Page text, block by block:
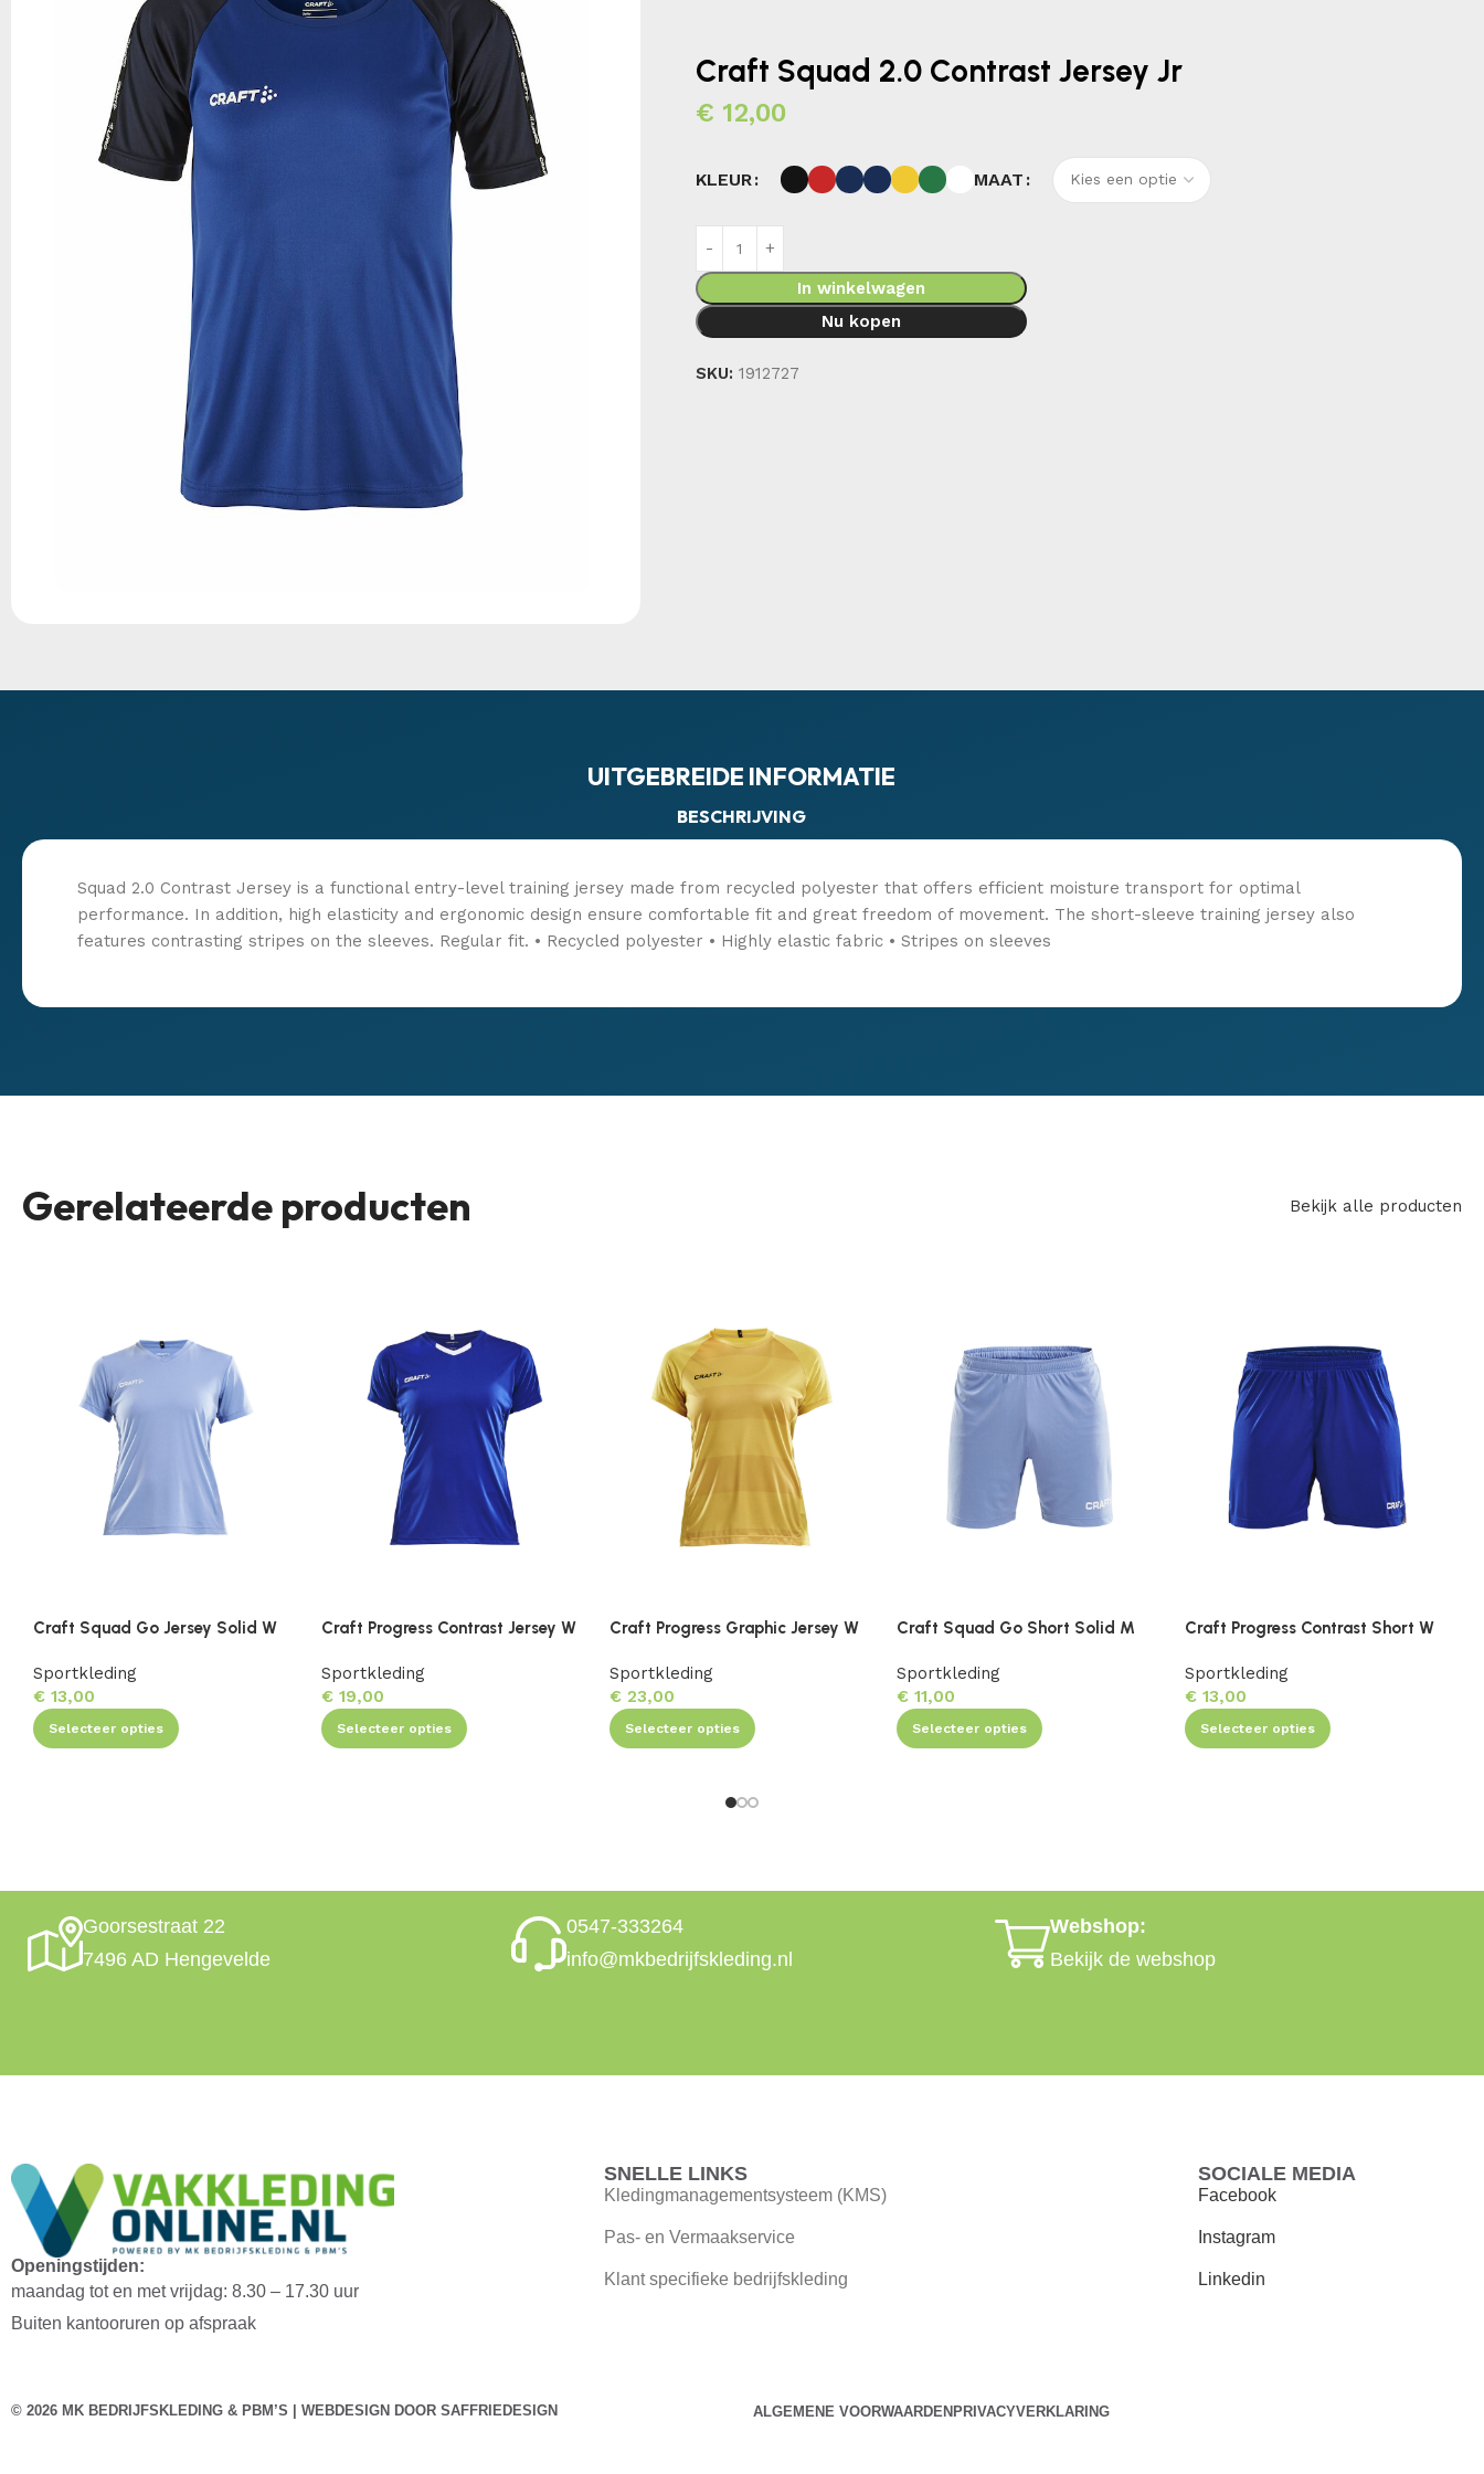
Craft Squad 2.0 Contrast Jersey Jr
€ 12,00
KLEUR MAAT
In winkelwagen
Nu kopen
SKU: 1912727
UITGEBREIDE INFORMATIE
BESCHRIJVING
Squad 2.0 Contrast Jersey is a functional entry-level training jersey made from recycled polyester that offers efficient moisture transport for optimal
performance. In addition, high elasticity and ergonomic design ensure comfortable fit and great freedom of movement. The short-sleeve training jersey also
features contrasting stripes on the sleeves. Regular fit. • Recycled polyester • Highly elastic fabric • Stripes on sleeves
Gerelateerde producten Bekijk alle producten
Craft Squad Go Jersey Solid W
Sportkleding
€ 13,00
Selecteer opties
Craft Progress Contrast Jersey W
Sportkleding
€19,00
Selecteer opties
Craft Progress Graphic Jersey W
Sportkleding
€23,00
Selecteer opties
Craft Squad Go Short Solid M
Sportkleding
€ 11,00
Selecteer opties
Craft Progress Contrast Short W
Sportkleding
€ 13,00
Selecteer opties
Goorsestraat 22
7496 AD Hengevelde
0547-333264
info@mkbedrijfskleding.nl
Webshop:
Bekijk de webshop
Openingstijden:
maandag tot en met vrijdag: 8.30 – 17.30 uur
Buiten kantooruren op afspraak
SNELLE LINKS
Kledingmanagementsysteem (KMS)
Pas- en Vermaakservice
Klant specifieke bedrijfskleding
SOCIALE MEDIA
Facebook
Instagram
Linkedin
© 2026 MK BEDRIJFSKLEDING & PBM’S | WEBDESIGN DOOR SAFFRIEDESIGN ALGEMENE VOORWAARDENPRIVACYVERKLARING